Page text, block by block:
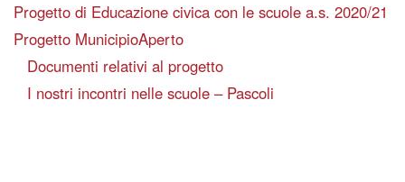
Progetto di Educazione civica con le scuole a.s. 2020/21
Progetto MunicipioAperto
Documenti relativi al progetto
I nostri incontri nelle scuole – Pascoli